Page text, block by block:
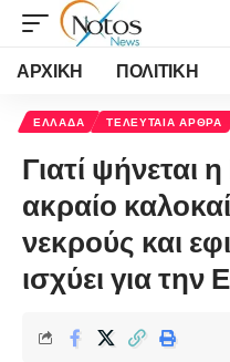
ΑΡΧΙΚΗ ΠΟΛΙΤΙΚΗ
ΕΛΛΑΔΑ ΤΕΛΕΥΤΑΙΑ ΑΡΘΡΑ
Γιατί ψήνεται
ακραίο
νεκρούς και
ισχύει για την